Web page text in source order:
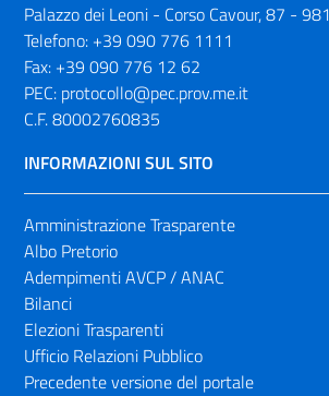
Palazzo dei Leoni - Corso Cavour, 87 -
Telefono: +39 090 776 1111
Fax: +39 090 776 12 62
PEC: protocollo@pec.prov.me.it
C.F. 80002760835
INFORMAZIONI SUL SITO
Amministrazione Trasparente
Albo Pretorio
Adempimenti AVCP / ANAC
Bilanci
Elezioni Trasparenti
Ufficio Relazioni Pubblico
Precedente versione del portale